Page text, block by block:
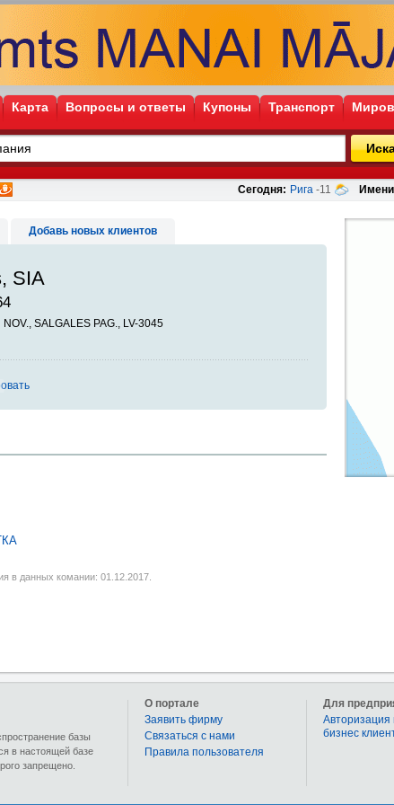
Карта Вопросы и ответы Купоны Транспорт
Сегодня: Рига -11
Добавь новых клиентов
SIA
SALGALES PAG., LV-3045
в данных комании: 01.12.2017.
базы
в настоящей базе
запрещено.
Для
Авторизация
бизнес
О портале
Заявить фирму
Связаться с нами
Правила пользователя